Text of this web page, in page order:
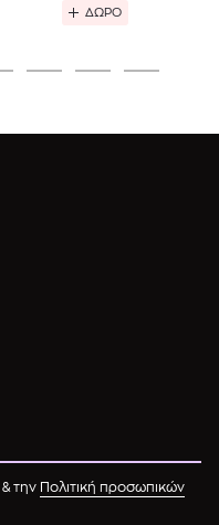
ΔΩΡΟ
& την
Πολιτική προσωπικών